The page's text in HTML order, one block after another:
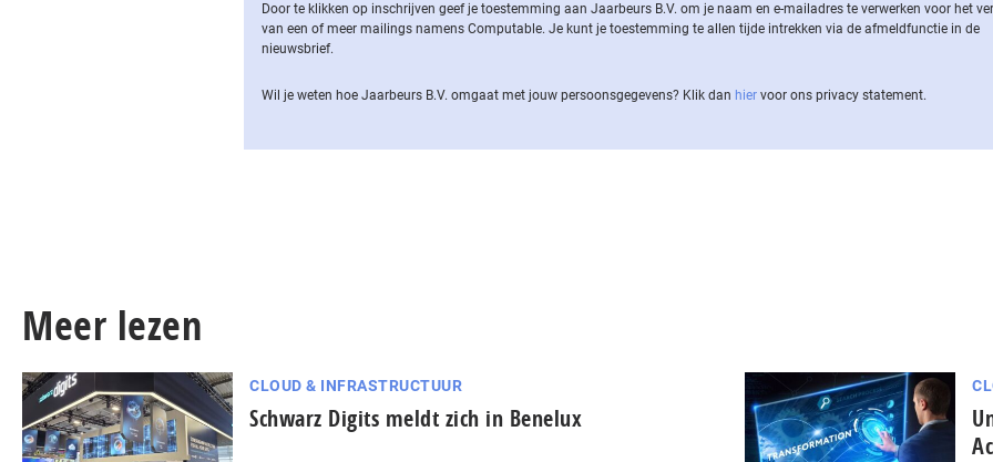
Door te klikken op inschrijven geef je toestemming aan Jaarbeurs B.V. om je naam en e-mailadres te verwerken voor het
van een of meer mailings namens Computable. Je kunt je toestemming te allen tijde intrekken via de af­meld­func­tie in de
nieuwsbrief.
Wil je weten hoe Jaarbeurs B.V. omgaat met jouw per­soons­ge­ge­vens? Klik dan hier voor ons privacy statement.
Meer lezen
CLOUD & INFRASTRUCTUUR
Schwarz Digits meldt zich in Benelux